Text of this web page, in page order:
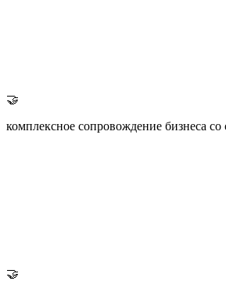
🤝
комплексное сопровождение бизнеса со
🤝